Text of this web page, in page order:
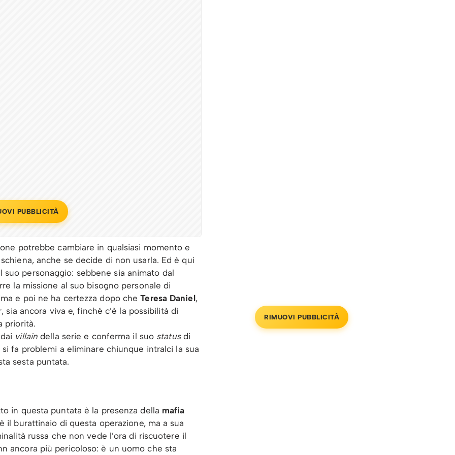
PUBBLICITÀ
potrebbe cambiare in qualsiasi momento e
anche se decide di non usarla. Ed è qui
personaggio: sebbene sia animato dal
la missione al suo bisogno personale di
e poi ne ha certezza dopo cheTeresa Daniel,
sia ancora viva e, finché c’è la possibilità di
priorità.
villain della serie e conferma il suo statusdi
fa problemi a eliminare chiunque intralci la sua
sesta puntata.
in questa puntata è la presenza della mafia
il burattinaio di questa operazione, ma a sua
russa che non vede l’ora di riscuotere il
ancora più pericoloso: è un uomo che sta
RIMUOVI PUBBLICITÀ